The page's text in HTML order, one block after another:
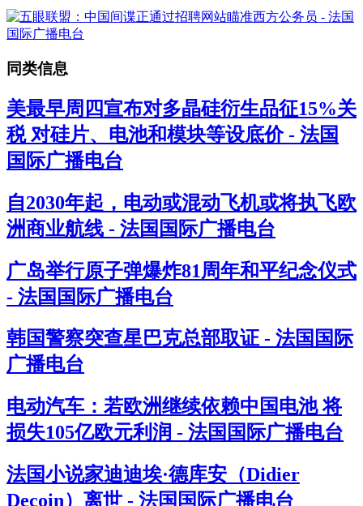
同类信息
美最早周四宣布对多晶硅衍生品征15%关
税 对硅片、电池和模块等设底价 - 法国
国际广播电台
自2030年起，电动或混动飞机或将执飞欧
洲商业航线 - 法国国际广播电台
广岛举行原子弹爆炸81周年和平纪念仪式
- 法国国际广播电台
韩国警察突查星巴克总部取证 - 法国国际
广播电台
电动汽车：若欧洲继续依赖中国电池 将
损失105亿欧元利润 - 法国国际广播电台
法国小说家迪迪埃·德库安（Didier
Decoin）离世 - 法国国际广播电台